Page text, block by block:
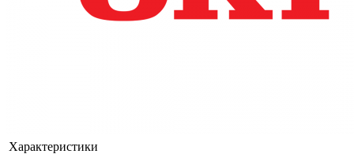
Характеристики